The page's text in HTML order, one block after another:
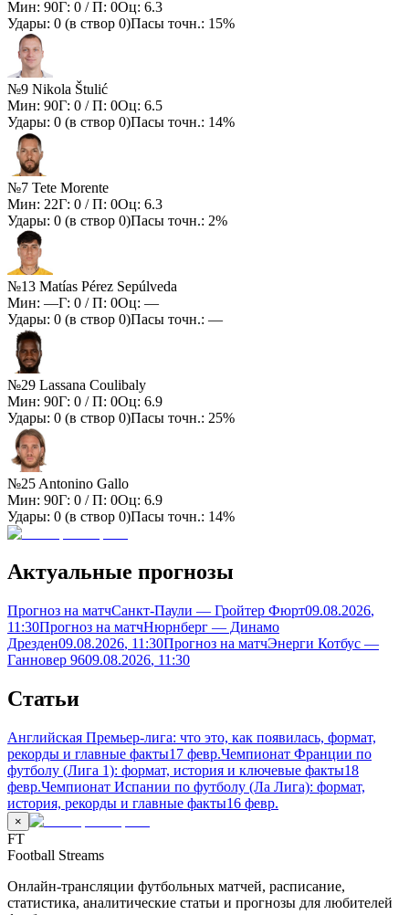
Мин: 90Г: 0 / П: 0Оц: 6.3
Удары: 0 (в створ 0)Пасы точн.: 15%
№9 Nikola Štulić
Мин: 90Г: 0 / П: 0Оц: 6.5
Удары: 0 (в створ 0)Пасы точн.: 14%
№7 Tete Morente
Мин: 22Г: 0 / П: 0Оц: 6.3
Удары: 0 (в створ 0)Пасы точн.: 2%
№13 Matías Pérez Sepúlveda
Мин: —Г: 0 / П: 0Оц: —
Удары: 0 (в створ 0)Пасы точн.: —
№29 Lassana Coulibaly
Мин: 90Г: 0 / П: 0Оц: 6.9
Удары: 0 (в створ 0)Пасы точн.: 25%
№25 Antonino Gallo
Мин: 90Г: 0 / П: 0Оц: 6.9
Удары: 0 (в створ 0)Пасы точн.: 14%
Актуальные прогнозы
Прогноз на матчСанкт-Паули — Гройтер Фюрт09.08.2026,
11:30Прогноз на матчНюрнберг — Динамо
Дрезден09.08.2026, 11:30Прогноз на матчЭнерги Котбус —
Ганновер 9609.08.2026, 11:30
Статьи
Английская Премьер-лига: что это, как появилась, формат,
рекорды и главные факты17 февр.Чемпионат Франции по
футболу (Лига 1): формат, история и ключевые факты18
февр.Чемпионат Испании по футболу (Ла Лига): формат,
история, рекорды и главные факты16 февр.
×
FT
Football Streams
Онлайн-трансляции футбольных матчей, расписание,
статистика, аналитические статьи и прогнозы для любителей